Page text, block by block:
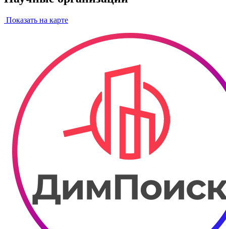
Показать на карте